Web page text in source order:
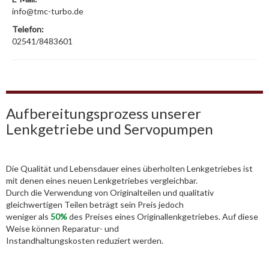
info@tmc-turbo.de
Telefon:
02541/8483601
Aufbereitungsprozess unserer
Lenkgetriebe und Servopumpen
Die Qualität und Lebensdauer eines überholten Lenkgetriebes ist
mit denen eines neuen Lenkgetriebes vergleichbar.
Durch die Verwendung von Originalteilen und qualitativ
gleichwertigen Teilen beträgt sein Preis jedoch
weniger als 50%des Preises eines Originallenkgetriebes. Auf diese
Weise können Reparatur- und
Instandhaltungskosten reduziert werden.